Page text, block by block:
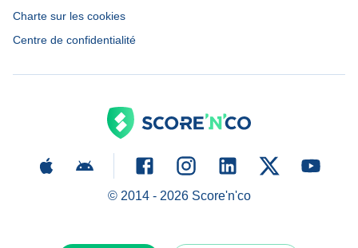
Charte sur les cookies
Centre de confidentialité
© 2014 - 2026Score'n'co